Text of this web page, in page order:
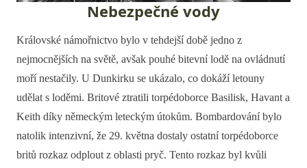
Nebezpečné vody
Královské námořnictvo bylo v tehdejší době jedno z
nejmocnějších na světě, avšak pouhé bitevní lodě na ovládnutí
moří nestačily. U Dunkirku se ukázalo, co dokáží letouny
udělat s loděmi. Britové ztratili torpédoborce Basilisk, Havant a
Keith díky německým leteckým útokům. Bombardování bylo
natolik intenzivní, že 29. května dostaly ostatní torpédoborce
britů rozkaz odplout z oblasti pryč. Tento rozkaz byl kvůli